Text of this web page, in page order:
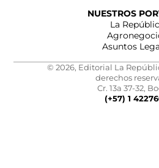
NUESTROS
La
Asuntos
© 2026, Editorial La
derechos
Cr. 13a 37-32,
(+57) 1